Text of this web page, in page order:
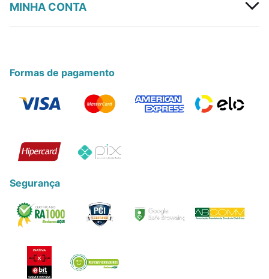
MINHA CONTA
Formas de pagamento
Segurança